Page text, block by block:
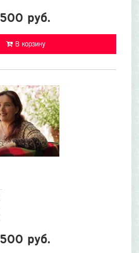
500 руб.
В корзину
500 руб.